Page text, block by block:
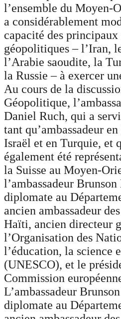
l’ensemble du Moyen-
a considérablement
capacité des principaux
géopolitiques – l’Iran,
l’Arabie saoudite, la
la Russie – à exercer
Au cours de la
Géopolitique,
Daniel Ruch, qui a
tant qu’ambassadeur
Israël et en Turquie, et
également été
la Suisse au Moyen-
l’ambassadeur
diplomate au
ancien ambassadeur
Haïti, ancien directeur
l’Organisation des
l’éducation, la science
(UNESCO), et le
Commission
L’ambassadeur
diplomate au